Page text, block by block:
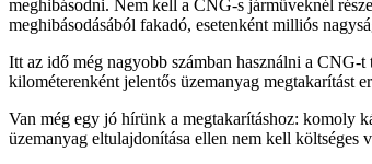
meghibásodni. Nem kell a CNG-s járműveknél
meghibásodásából fakadó, esetenként milliós
Itt az idő még nagyobb számban használni a CNG-
kilométerenként jelentős üzemanyag megtakarítást
Van még egy jó hírünk a megtakarításhoz: komoly
üzemanyag eltulajdonítása ellen nem kell költséges